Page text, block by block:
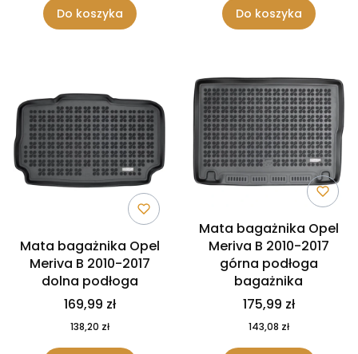
Do koszyka Do koszyka
Mata bagażnika Opel
Meriva B 2010-2017
dolna podłoga
169,99 zł
138,20 zł
Mata bagażnika Opel
Meriva B 2010-2017
górna podłoga
bagażnika
175,99 zł
143,08 zł